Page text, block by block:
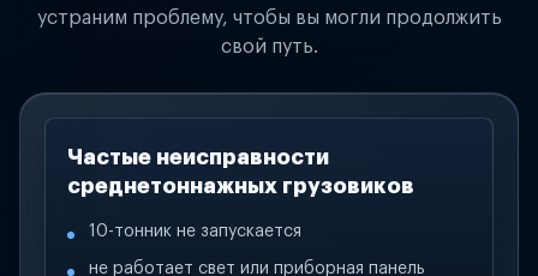
устраним проблему, чтобы вы могли продолжить
свой путь.
Частые неисправности
среднетоннажных грузовиков
10-тонник не запускается
не работает свет или приборная панель